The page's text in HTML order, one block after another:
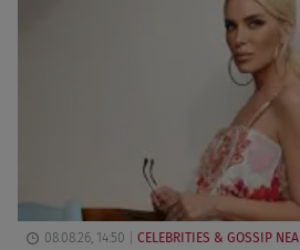
08.08.26, 14:50 CELEBRITIES & GOSSIP ΝΕΑ